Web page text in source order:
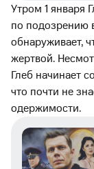
Утром 1 января
по подозрению
обнаруживает,
жертвой.
Глеб начинает
что почти не
одержимости.